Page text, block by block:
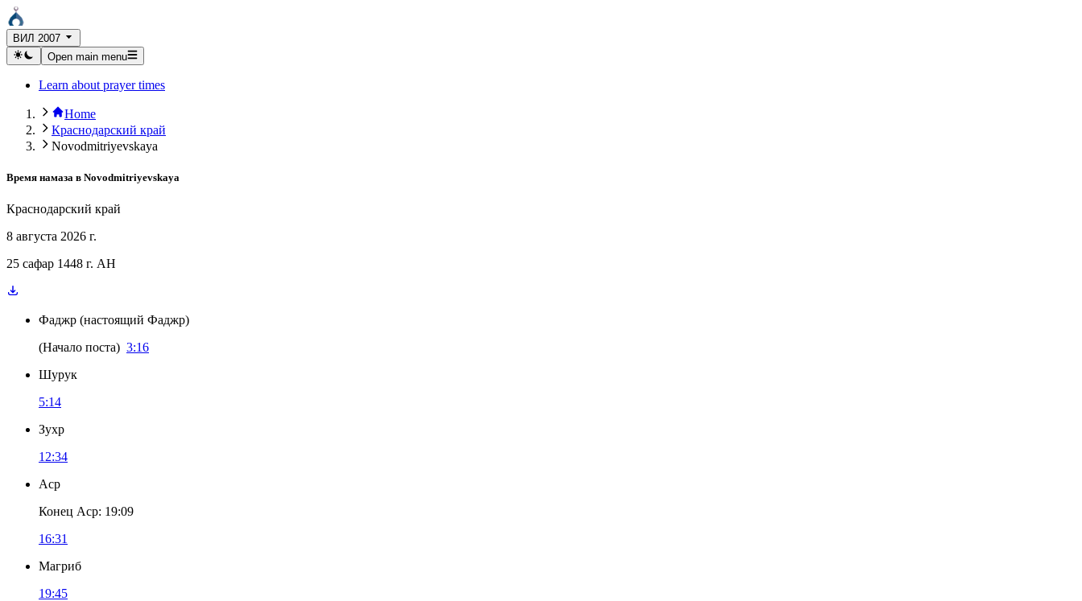
ВИЛ 2007
Open main menu
Learn about prayer times
Home
Краснодарский край
Novodmitriyevskaya
Время намаза в Novodmitriyevskaya
Краснодарский край
8 августа 2026 г.
25 сафар 1448 г. AH
Фаджр (настоящий Фаджр)
(Начало поста) 3:16
Шурук
5:14
Зухр
12:34
Аср
Конец Аср: 19:09
16:31
Магриб
19:45